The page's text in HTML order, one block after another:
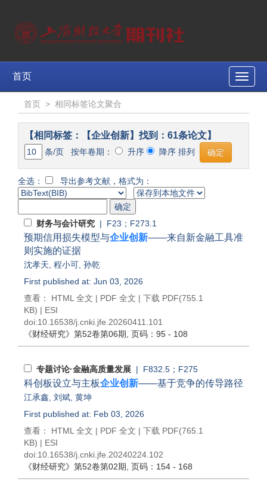
Toggle
首页
首页 > 相同标签论文聚合
【相同标签：【企业创新】找到：61条论文】
条/页 按年卷期： 升序 降序 排列
全选： 导出参考文献，格式为：
财务与会计研究 | F23；F273.1
预期信用损失模型与企业创新——来自新金融工具准
则实施的证据
沈孝天 程小可 孙乾
First published at: Jun 03, 2026
查看： HTML 全文 | PDF 全文 | 下载 PDF(755.1
KB) | ESI
doi:10.16538/j.cnki.jfe.20260411.101
《财经研究》 第52卷第06期 , 页码：95 - 108
专题讨论·金融高质量发展 | F832.5；F275
科创板设立与主板企业创新——基于竞争的传导路径
江承鑫 刘斌 黄坤
First published at: Feb 03, 2026
查看： HTML 全文 | PDF 全文 | 下载 PDF(765.1
KB) | ESI
doi:10.16538/j.cnki.jfe.20240224.102
《财经研究》 第52卷第02期 , 页码：154 - 168